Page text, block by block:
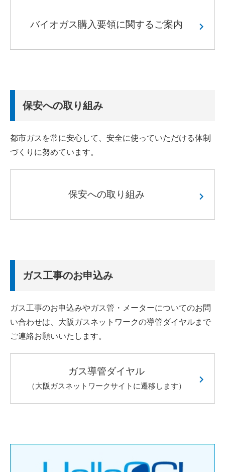
バイオガス購入要領に関するご案内
保安への取り組み
都市ガスを常に安心して、安全に使っていただける体制
づくりに努めています。
保安への取り組み
ガス工事のお申込み
ガス工事のお申込みやガス管・メーターについてのお問
い合わせは、大阪ガスネットワークの導管ダイヤルまで
ご連絡お願いいたします。
ガス導管ダイヤル
（大阪ガスネットワークサイトに遷移します）